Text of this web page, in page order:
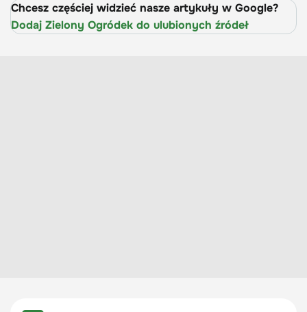
Chcesz częściej widzieć nasze artykuły w Google?
Dodaj Zielony Ogródek do ulubionych źródeł